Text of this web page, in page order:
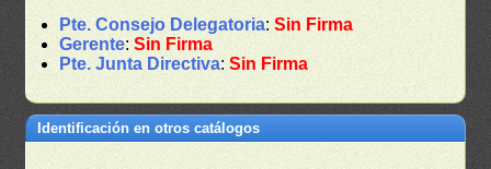
Pte. Consejo Delegatoria:Sin Firma
Gerente:Sin Firma
Pte. Junta Directiva:Sin Firma
Identificación en otros catálogos